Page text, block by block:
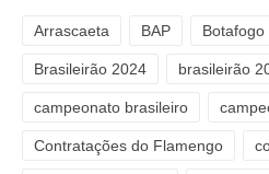
Arrascaeta BAP Botafogo
Brasileirão 2024 brasileirão
campeonato brasileiro
Contratações do Flamengo